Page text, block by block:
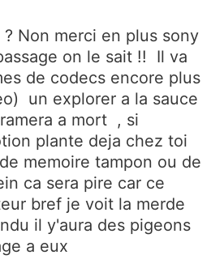
Non merci en plus sony
on le sait !! Il va
de codecs encore plus
un explorer a la sauce
a mort , si
plante deja chez toi
memoire tampon ou de
ca sera pire car ce
bref je voit la merde
il y'aura des pigeons
a eux